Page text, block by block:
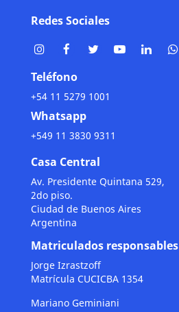
Redes Sociales
Teléfono
+54 11 5279 1001
Whatsapp
+549 11 3830 9311
Casa Central
Av. Presidente Quintana 529,
2do piso.
Ciudad de Buenos Aires
Argentina
Matriculados responsables
Jorge Izrastzoff
Matrícula CUCICBA 1354
Mariano Geminiani